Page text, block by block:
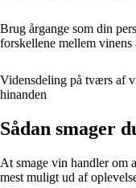
Brug årgange som din
forskellene mellem vinens
Vidensdeling på tværs af
hinanden
Sådan smager
At smage vin handler om
mest muligt ud af